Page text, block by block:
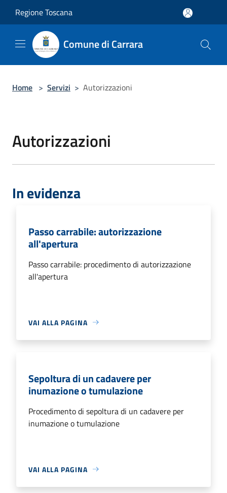
Regione Toscana
Comune di Carrara
Home > Servizi > Autorizzazioni
Autorizzazioni
In evidenza
Passo carrabile: autorizzazione
all'apertura
Passo carrabile: procedimento di autorizzazione
all'apertura
VAI ALLA PAGINA
Sepoltura di un cadavere per
inumazione o tumulazione
Procedimento di sepoltura di un cadavere per
inumazione o tumulazione
VAI ALLA PAGINA